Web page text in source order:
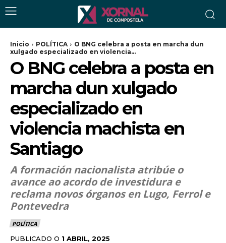
Inicio POLÍTICA
O BNG celebra a posta en marcha dun
xulgado especializado en violencia...
O BNG celebra a posta en
marcha dun xulgado
especializado en
violencia machista en
Santiago
A formación nacionalista atribúe o
avance ao acordo de investidura e
reclama novos órganos en Lugo, Ferrol e
Pontevedra
POLÍTICA
PUBLICADO O 1 ABRIL, 2025